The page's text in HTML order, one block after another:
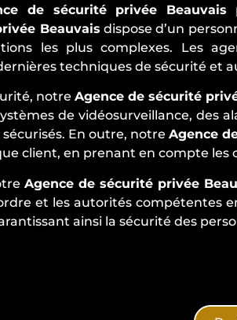
de sécurité privée Beauvais
Beauvais dispose d’un
les plus complexes. Les
techniques de sécurité et
notre Agence de sécurité
de vidéosurveillance, des
En outre, notreAgence
client, en prenant en compte
Agence de sécurité privée
et les autorités compétentes
ainsi la sécurité des